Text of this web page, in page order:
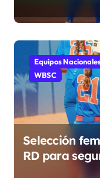
Equipos
WBSC
Selección
RD para